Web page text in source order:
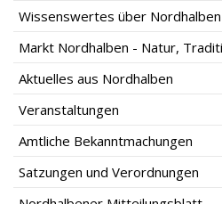
Wissenswertes über Nordhalben
Markt Nordhalben - Natur,
Aktuelles aus Nordhalben
Veranstaltungen
Amtliche Bekanntmachungen
Satzungen und Verordnungen